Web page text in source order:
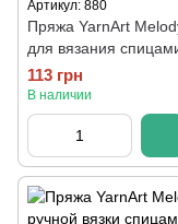
Артикул: 880
Пряжа YarnArt
для вязания
113 грн
В наличии